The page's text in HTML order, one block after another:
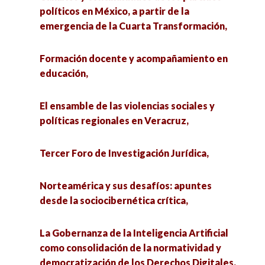
inclusiva y resiliente,
márgenes: partidos, movimientos sociales y
luchas territoriales,
Violencia y territorio: respuestas desde los
actores locales,
Formación docente y acompañamiento en
El ensamble de las violencias sociales y políticas
Norteamérica y sus desafíos: apuntes desde la
sociocibernética crítica,
Capital intelectual y desarrollo turístico: una
mirada desde las ciencias sociales,
Aspectos materiales y cotidianidad en las
escuelas de párvulos de la ciudad de Zacatecas,
Leer y sanar: promoción de la lectura en
Acción: México y su Legado»,
Cuidado,
políticos en México, a partir de la
emergencia de la Cuarta Transformación,
Formación docente y acompañamiento en
educación,
El ensamble de las violencias sociales y
políticas regionales en Veracruz,
Tercer Foro de Investigación Jurídica,
Norteamérica y sus desafíos: apuntes
desde la sociocibernética crítica,
La Gobernanza de la Inteligencia Artificial
como consolidación de la normatividad y
democratización de los Derechos Digitales,